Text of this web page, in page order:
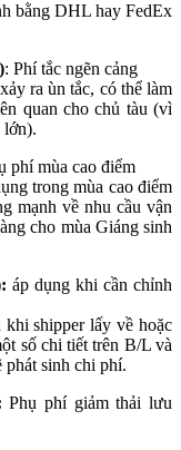
bằng DHL hay FedEx
: Phí tắc ngẽn cảng
ra ùn tắc, có thể làm
quan cho chủ tàu (vì
lớn).
phí mùa cao điểm
trong mùa cao điểm
mạnh về nhu cầu vận
cho mùa Giáng sinh
áp dụng khi cần chỉnh
shipper lấy về hoặc
số chi tiết trên B/L và
phát sinh chi phí.
Phụ phí giảm thải lưu